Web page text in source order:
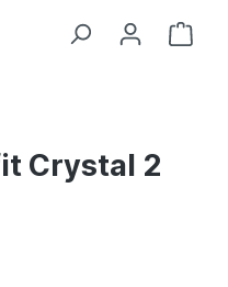
Crystal 2